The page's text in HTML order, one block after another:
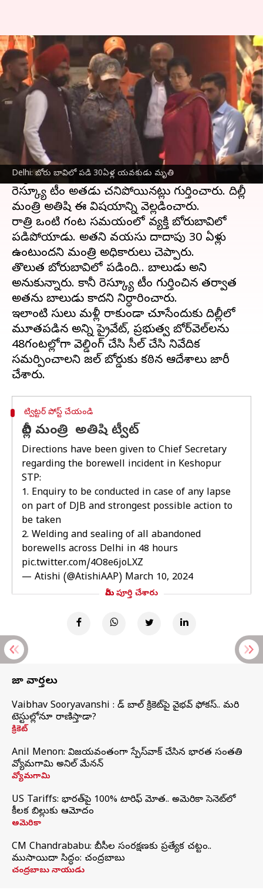
Delhi: బోరు‌ బావిలో పడి 30ఏళ్ల యవకుడు మృతి
Delhi: బోరు‌ బావిలో పడి 30ఏళ్ల
యువకుడు మృతి
వ్రాసిన వారు Stalin Mar 10, 2024 04:44 pm
ఈ వార్తాకథనం ఏంటి
కేషోపూర్‌లోని దిల్లీ
జల్ బోర్డు(డీజేబీ) వాటర్ ట్రీట్‌మెంట్
ప్లాంట్‌లో 40 అడుగుల బోరుబావిలో పడిన వ్యక్తి
మృతి చెందాడు.
రెస్క్యూ టీం అతడు చనిపోయినట్లు గుర్తించారు. దిల్లీ
మంత్రి అతిషి ఈ విషయాన్ని వెల్లడించారు.
రాత్రి ఒంటి గంట సమయంలో వ్యక్తి బోరుబావిలో
పడిపోయాడు. అతని వయసు దాదాపు 30 ఏళ్లు
ఉంటుందని మంత్రి అధికారులు చెప్పారు.
తొలుత బోరుబావిలో పడింది.. బాలుడు అని
అనుకున్నారు. కానీ రెస్క్యూ టీం గుర్తించిన తర్వాత
అతను బాలుడు కాదని నిర్ధారించారు.
ఇలాంటి కేసులు మళ్లీ రాకుండా చూసేందుకు దిల్లీలో
మూతపడిన అన్ని ప్రైవేట్, ప్రభుత్వ బోర్‌వెల్‌లను
48గంటల్లోగా వెల్డింగ్ చేసి సీల్ చేసి నివేదిక
సమర్పించాలని జల్ బోర్డుకు కఠిన ఆదేశాలు జారీ
ట్విట్టర్ పోస్ట్ చేయండి
దిల్లీ మంత్రి అతిషి ట్వీట్
Directions have been given to Chief Secretary
regarding the borewell incident in Keshopur
STP:
1. Enquiry to be conducted in case of any lapse
on part of DJB and strongest possible action to
be taken
2. Welding and sealing of all abandoned
borewells across Delhi in 48 hours
pic.twitter.com/4O8e6joLXZ
— Atishi (@AtishiAAP) March 10, 2024
మీరు పూర్తి చేశారు
తాజా వార్తలు
Vaibhav Sooryavanshi : రెడ్ బాల్ క్రికెట్‌పై వైభవ్ ఫోకస్.. మరి
టెస్టుల్లోనూ రాణిస్తాడా?
క్రికెట్
Anil Menon: విజయవంతంగా స్పేస్‌వాక్‌ చేసిన భారత సంతతి
వ్యోమగామి అనిల్‌ మేనన్
వ్యోమగామి
US Tariffs: భారత్‌పై 100% టారిఫ్‌ మోత.. అమెరికా సెనెట్‌లో
కీలక బిల్లుకు ఆమోదం
అమెరికా
CM Chandrababu: బీసీల సంరక్షణకు ప్రత్యేక చట్టం..
ముసాయిదా సిద్ధం: చంద్రబాబు
చంద్రబాబు నాయుడు